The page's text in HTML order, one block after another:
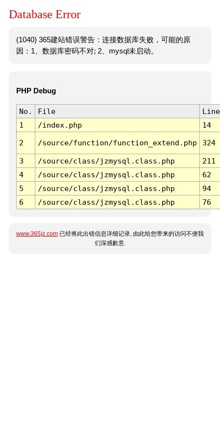
Database Error
(1040) 365建站错误警告：连接数据库失败，可能的原
因：1、数据库密码不对; 2、mysql未启动。
PHP Debug
No. File
Line
1
/index.php 14
2 /source/function/function_extend.php 324
3 /source/class/jzmysql.class.php
211
4
/source/class/jzmysql.class.php
62
5
/source/class/jzmysql.class.php
94
6
/source/class/jzmysql.class.php 76
www.365jz.com 已经将此出错信息详细记录, 由此给您带来的访问不便我
们深感歉意.